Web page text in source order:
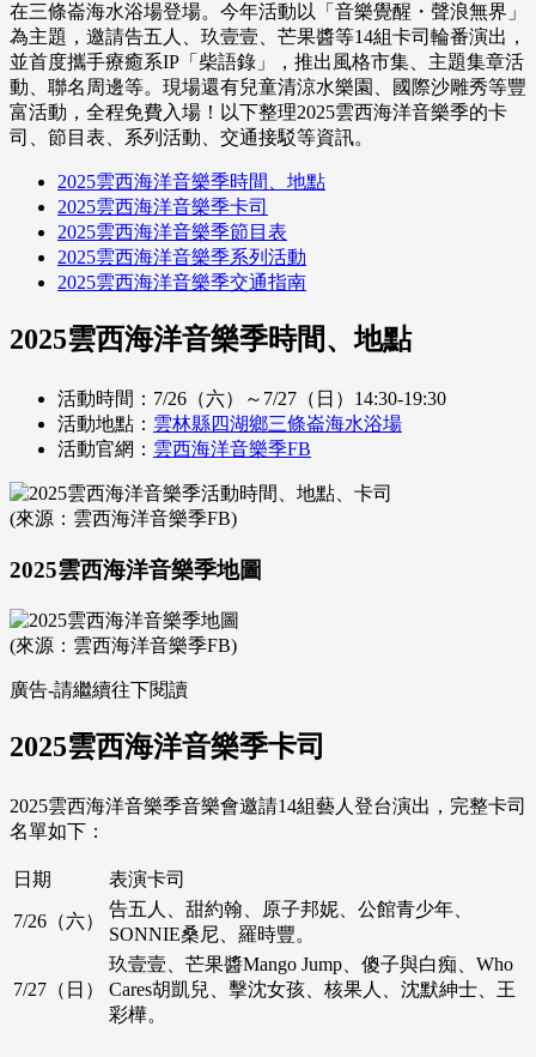
在三條崙海水浴場登場。今年活動以「音樂覺醒・聲浪無界」
為主題，邀請告五人、玖壹壹、芒果醬等14組卡司輪番演出，
並首度攜手療癒系IP「柴語錄」，推出風格市集、主題集章活
動、聯名周邊等。現場還有兒童清涼水樂園、國際沙雕秀等豐
富活動，全程免費入場！以下整理2025雲西海洋音樂季的卡
司、節目表、系列活動、交通接駁等資訊。
2025雲西海洋音樂季時間、地點
2025雲西海洋音樂季卡司
2025雲西海洋音樂季節目表
2025雲西海洋音樂季系列活動
2025雲西海洋音樂季交通指南
2025雲西海洋音樂季時間、地點
活動時間：7/26（六）～7/27（日）14:30-19:30
活動地點： 雲林縣四湖鄉三條崙海水浴場
活動官網： 雲西海洋音樂季FB
(來源：雲西海洋音樂季FB)
2025雲西海洋音樂季地圖
(來源：雲西海洋音樂季FB)
廣告-請繼續往下閱讀
2025雲西海洋音樂季卡司
2025雲西海洋音樂季音樂會邀請14組藝人登台演出，完整卡司
名單如下：
日期 表演卡司
7/26（六）
告五人、甜約翰、原子邦妮、公館青少年、
SONNIE桑尼、羅時豐。
7/27（日）
玖壹壹、芒果醬Mango Jump、傻子與白痴、Who
Cares胡凱兒、擊沈女孩、核果人、沈默紳士、王
彩樺。